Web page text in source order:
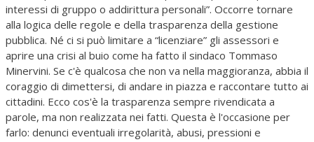
interessi di gruppo o addirittura personali”. Occorre tornare
alla logica delle regole e della trasparenza della gestione
pubblica. Né ci si può limitare a “licenziare” gli assessori e
aprire una crisi al buio come ha fatto il sindaco Tommaso
Minervini. Se c'è qualcosa che non va nella maggioranza, abbia il
coraggio di dimettersi, di andare in piazza e raccontare tutto ai
cittadini. Ecco cos'è la trasparenza sempre rivendicata a
parole, ma non realizzata nei fatti. Questa è l'occasione per
farlo: denunci eventuali irregolarità, abusi, pressioni e